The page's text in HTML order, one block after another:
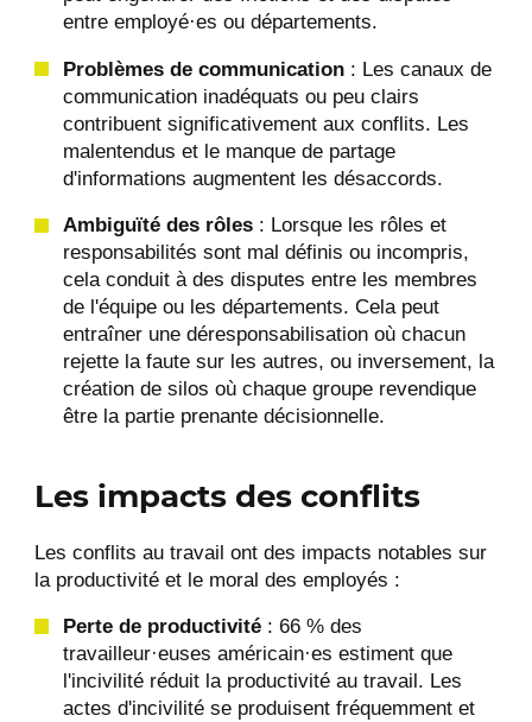
entre employé·es ou départements​​.
Problèmes de communication : Les canaux de
communication inadéquats ou peu clairs
contribuent significativement aux conflits. Les
malentendus et le manque de partage
d'informations augmentent les désaccords​​.
Ambiguïté des rôles : Lorsque les rôles et
responsabilités sont mal définis ou incompris,
cela conduit à des disputes entre les membres
de l'équipe ou les départements. Cela peut
entraîner une déresponsabilisation où chacun
rejette la faute sur les autres, ou inversement, la
création de silos où chaque groupe revendique
être la partie prenante décisionnelle.
Les impacts des conflits
Les conflits au travail ont des impacts notables sur
la productivité et le moral des employés :
Perte de productivité : 66 % des
travailleur·euses américain·es estiment que
l'incivilité réduit la productivité au travail. Les
actes d'incivilité se produisent fréquemment et